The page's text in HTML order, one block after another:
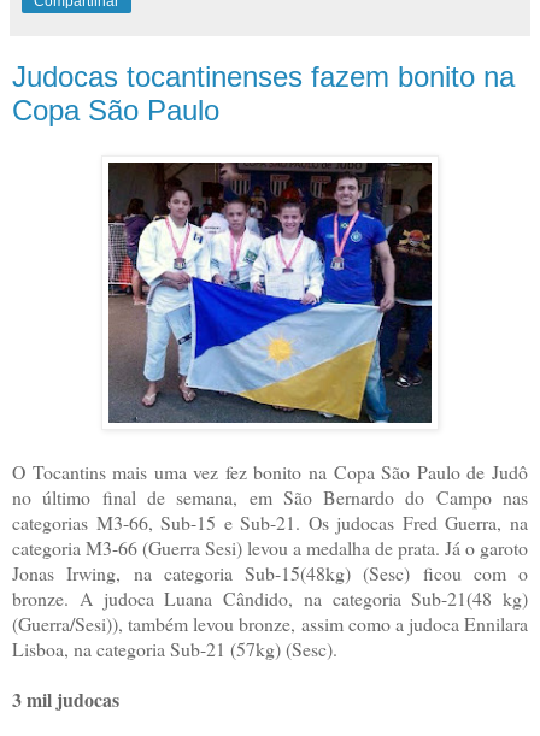
Judocas tocantinenses fazem bonito na
Copa São Paulo
O Tocantins mais uma vez fez bonito na Copa São Paulo de Judô
no último final de semana, em São Bernardo do Campo nas
categorias M3-66, Sub-15 e Sub-21. Os judocas Fred Guerra, na
categoria M3-66 (Guerra Sesi) levou a medalha de prata. Já o garoto
Jonas Irwing, na categoria Sub-15(48kg) (Sesc) ficou com o
bronze. A judoca Luana Cândido, na categoria Sub-21(48 kg)
(Guerra/Sesi)), também levou bronze, assim como a judoca Ennilara
Lisboa, na categoria Sub-21 (57kg) (Sesc).
3 mil judocas